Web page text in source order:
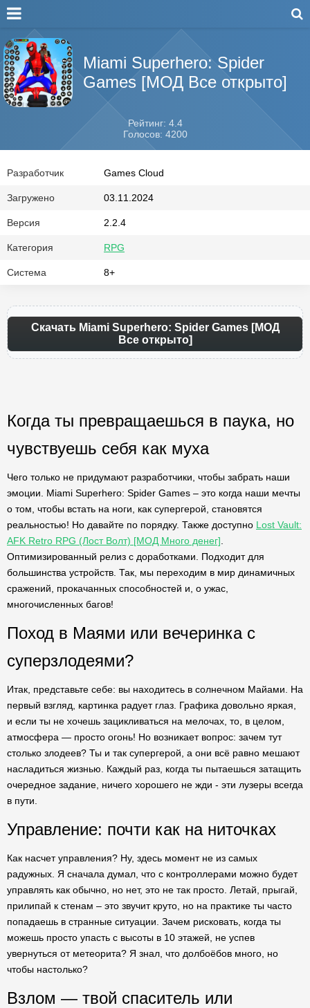
Miami Superhero: Spider
Games [МОД Все открыто]
Рейтинг: 4.4
Голосов: 4200
Разработчик Games Cloud
Загружено 03.11.2024
Версия 2.2.4
Категория RPG
Система 8+
Скачать Miami Superhero: Spider Games [МОД
Все открыто]
Когда ты превращаешься в паука, но
чувствуешь себя как муха
Чего только не придумают разработчики, чтобы забрать наши
эмоции. Miami Superhero: Spider Games – это когда наши мечты
о том, чтобы встать на ноги, как супергерой, становятся
реальностью! Но давайте по порядку. Также доступно Lost Vault:
AFK Retro RPG (Лост Волт) [МОД Много денег]
Оптимизированный релиз с доработками. Подходит для
большинства устройств. Так, мы переходим в мир динамичных
сражений, прокачанных способностей и, о ужас,
многочисленных багов!
Поход в Маями или вечеринка с
суперзлодеями?
Итак, представьте себе: вы находитесь в солнечном Майами. На
первый взгляд, картинка радует глаз. Графика довольно яркая,
и если ты не хочешь зацикливаться на мелочах, то, в целом,
атмосфера — просто огонь! Но возникает вопрос: зачем тут
столько злодеев? Ты и так супергерой, а они всё равно мешают
насладиться жизнью. Каждый раз, когда ты пытаешься затащить
очередное задание, ничего хорошего не жди - эти лузеры всегда
в пути.
Управление: почти как на ниточках
Как насчет управления? Ну, здесь момент не из самых
радужных. Я сначала думал, что с контроллерами можно будет
управлять как обычно, но нет, это не так просто. Летай, прыгай,
прилипай к стенам – это звучит круто, но на практике ты часто
попадаешь в странные ситуации. Зачем рисковать, когда ты
можешь просто упасть с высоты в 10 этажей, не успев
увернуться от метеорита? Я знал, что долбоёбов много, но
чтобы настолько?
Взлом — твой спаситель или